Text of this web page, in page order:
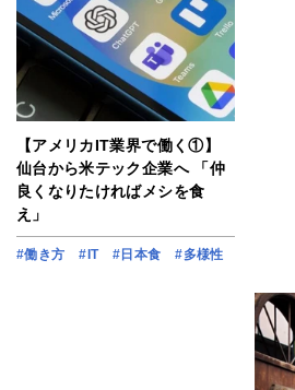
【アメリカIT業界で働く①】
仙台から米テック企業へ 「仲
良くなりたければメシを食
え」
#働き方 #IT #日本食 #多様性